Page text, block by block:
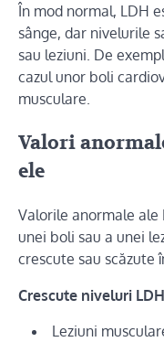
În mod normal, LDH
sânge, dar nivelurile
sau leziuni. De
cazul unor boli
musculare.
Valori
ele
Valorile anormale ale
unei boli sau a unei
crescute sau scăzute
Crescute niveluri LDH
Leziuni